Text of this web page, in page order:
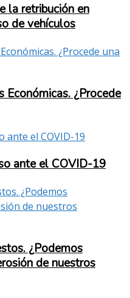
la retribución en
de vehículos
¿Procede
ante el COVID-19
¿Podemos
de nuestros